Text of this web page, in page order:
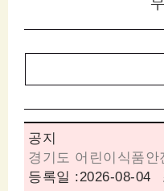
공지
경기도 어린이식품
등록일 :2026-08-04